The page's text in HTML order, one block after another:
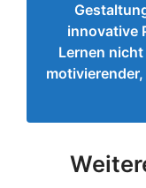
innovative
Lernen